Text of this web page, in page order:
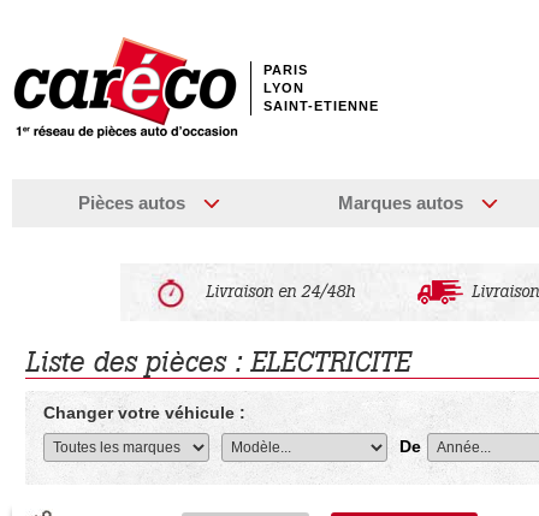
PARIS
LYON
SAINT-ETIENNE
Pièces autos Marques autos
Livraison en 24/48h
Liste des pièces : ELECTRICITE
Changer votre véhicule :
De